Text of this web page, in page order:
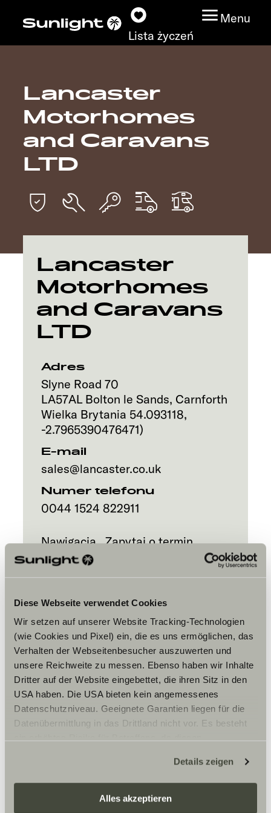
Diese Webseite verwendet Cookies
Wir setzen auf unserer Website Tracking-Technologien
(wie Cookies und Pixel) ein, die es uns ermöglichen, das
Verhalten der Webseitenbesucher auszuwerten und
unsere Reichweite zu messen. Ebenso haben wir Inhalte
Dritter auf der Website eingebettet, die ihren Sitz in den
USA haben. Die USA bieten kein angemessenes
Datenschutzniveau. Geeignete Garantien liegen für die
Datenübermittlung in das Drittland nicht vor. Es besteht
zustehen. Eingesetzte Dienstleister können Daten für
eigene Zwecke verarbeiten und mit anderen Daten
zusammenführen. Weitere Informationen finden Sie hier:
Datenschutzerklärung
Details zeigen
Alles akzeptieren
Lista życzeń
Menu
Modele
Wyszukiwarka
pojazdów
dystrybutorów
Badać
Praca
Lancaster
Motorhomes
and Caravans
LTD
Lancaster
Motorhomes
and Caravans
LTD
Adres
Slyne Road 70
LA57AL Bolton le Sands, Carnforth
Wielka Brytania 54.093118,
-2.7965390476471)
E-mail
sales@lancaster.co.uk
Numer telefonu
0044 1524 822911
Nawigacja Zapytaj o termin
Zaakceptuj marketingowe pliki
cookie, aby zobaczyć treści.
Ustawienia plików cookie